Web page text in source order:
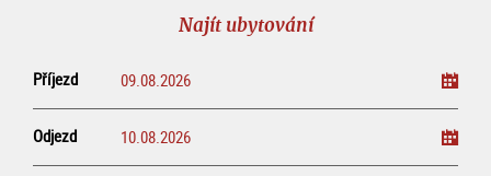
Najít ubytování
Příjezd
Odjezd